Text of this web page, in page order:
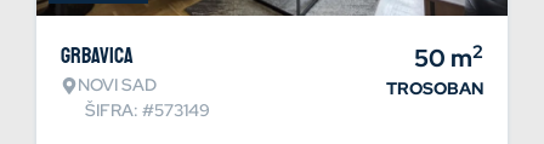
Grbavica
NOVI SAD
ŠIFRA: #573149
50 m2
TROSOBAN